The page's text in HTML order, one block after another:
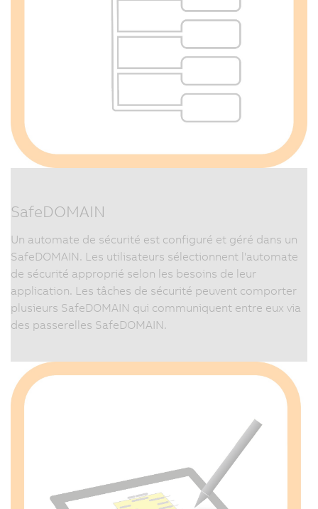
SafeDOMAIN
Un automate de sécurité est configuré et géré dans un
SafeDOMAIN. Les utilisateurs sélectionnent l'automate
de sécurité approprié selon les besoins de leur
application. Les tâches de sécurité peuvent comporter
plusieurs SafeDOMAIN qui communiquent entre eux via
des passerelles SafeDOMAIN.